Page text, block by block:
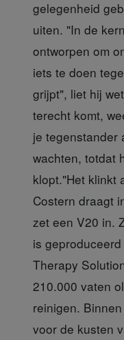
gelegenheid
uiten. "In de
ontworpen om
iets te doen
grijpt", liet hij
terecht komt,
je tegenstander
wachten, totdat
klopt."Het klinkt
Costern draagt
zet een V20 in.
is
Therapy
210.000 vaten
reinigen.
voor de kusten